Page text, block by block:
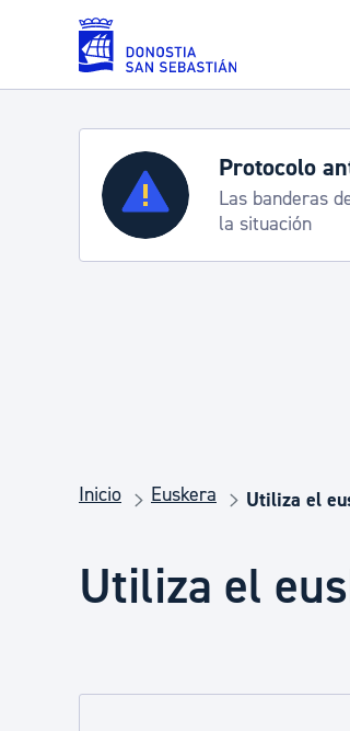
Saltar al contenido principal
Servicios
Padrón y asuntos
Seguridad ciudadana y
Salud Pública, animales y
Protocolo
Las banderas
la situación
Inicio Euskera Utiliza el
Utiliza el